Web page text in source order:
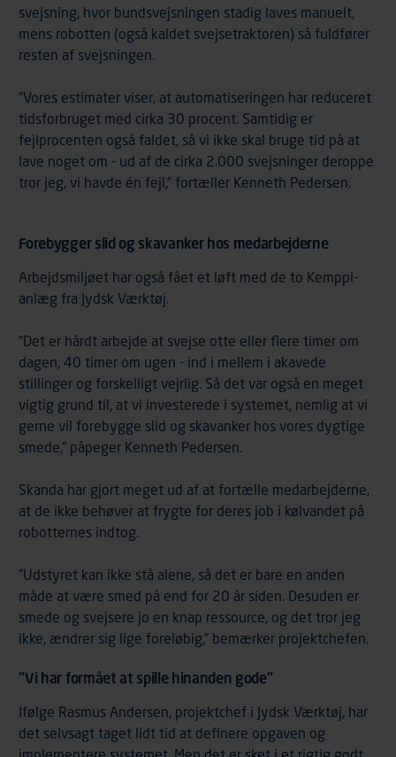
svejsning, hvor bundsvejsningen stadig laves manuelt,
mens robotten (også kaldet svejsetraktoren) så fuldfører
resten af svejsningen.
”Vores estimater viser, at automatiseringen har reduceret
tidsforbruget med cirka 30 procent. Samtidig er
fejlprocenten også faldet, så vi ikke skal bruge tid på at
lave noget om - ud af de cirka 2.000 svejsninger deroppe
tror jeg, vi havde én fejl,” fortæller Kenneth Pedersen.
Forebygger slid og skavanker hos medarbejderne
Arbejdsmiljøet har også fået et løft med de to Kemppi-
anlæg fra Jydsk Værktøj.
”Det er hårdt arbejde at svejse otte eller flere timer om
dagen, 40 timer om ugen - ind i mellem i akavede
stillinger og forskelligt vejrlig. Så det var også en meget
vigtig grund til, at vi investerede i systemet, nemlig at vi
gerne vil forebygge slid og skavanker hos vores dygtige
smede,” påpeger Kenneth Pedersen.
Skanda har gjort meget ud af at fortælle medarbejderne,
at de ikke behøver at frygte for deres job i kølvandet på
robotternes indtog.
”Udstyret kan ikke stå alene, så det er bare en anden
måde at være smed på end for 20 år siden. Desuden er
smede og svejsere jo en knap ressource, og det tror jeg
ikke, ændrer sig lige foreløbig,” bemærker projektchefen.
"Vi har formået at spille hinanden gode"
Ifølge Rasmus Andersen, projektchef i Jydsk Værktøj, har
det selvsagt taget lidt tid at definere opgaven og